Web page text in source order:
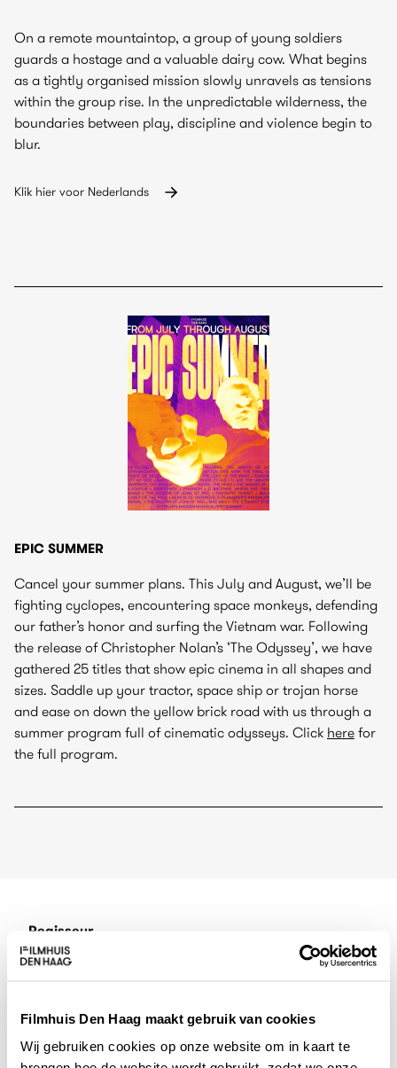
Filmhuis Den Haag maakt gebruik van cookies
Wij gebruiken cookies op onze website om in kaart te
On a remote mountaintop, a group of young soldiers
guards a hostage and a valuable dairy cow. What begins
as a tightly organised mission slowly unravels as tensions
within the group rise. In the unpredictable wilderness, the
boundaries between play, discipline and violence begin to
blur.
Klik hier voor Nederlands
EPIC SUMMER
Cancel your summer plans. This July and August, we’ll be
fighting cyclopes, encountering space monkeys, defending
our father’s honor and surfing the Vietnam war. Following
the release of Christopher Nolan’s ‘The Odyssey’, we have
gathered 25 titles that show epic cinema in all shapes and
sizes. Saddle up your tractor, space ship or trojan horse
and ease on down the yellow brick road with us through a
summer program full of cinematic odysseys. Click here for
the full program.
Regisseur
Alejandro Landes
Julianne Nicholson, Moisés Arias, Jorge Román